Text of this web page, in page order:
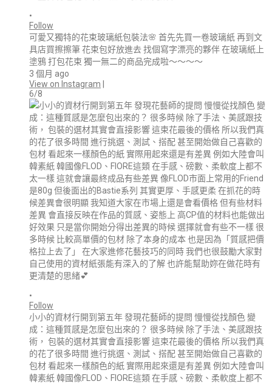
•
Follow
可愛又獨特的花束玻璃紙包裝法🌸 首先先買一卷玻璃紙 再到文
具店買擦擦筆 花束包好放進去 找個寫字漂亮的夥伴 在玻璃紙上
塗鴉 打包花束 獨一無二的商品完成啦～～～～
3 個月 ago
View on Instagram
6/8
•
Follow
小小的資材行開到第五年 發現花藝師的提問 慢慢從找顏色 變
成：這種質感是怎麼包出來的？ 很多時候 除了手法、美感跟技
術， 包裝的選材其實會直接影響 這束花最後的價格 所以我們真
的花了很多時間 進行挑選、測試、搭配 甚至開始做自己喜歡的
包材 看起來一樣顏色的紙 實際用起來還是有差異 例如大陸會叫
韓素紙 韓國像FLOD、FIORE這類 在手感、磅數、柔軟度上都不